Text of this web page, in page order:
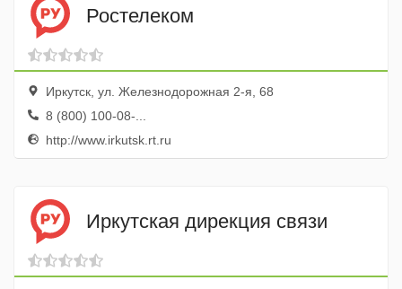
Ростелеком
Иркутск, ул. Железнодорожная 2-я, 68
8 (800) 100-08-...
http://www.irkutsk.rt.ru
Иркутская дирекция связи